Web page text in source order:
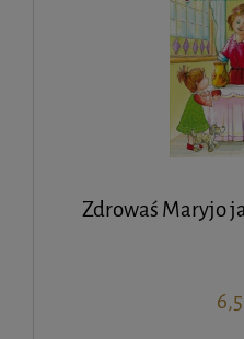
Zdrowaś Maryjo